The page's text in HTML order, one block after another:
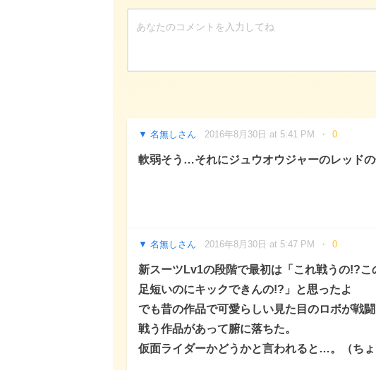
名無しさん 2016年8月30日 at 5:41 PM 0
軟弱そう…それにジュウオウジャーのレッド
名無しさん 2016年8月30日 at 5:47 PM 0
新スーツLv1の段階で最初は「これ戦うの!?
足短いのにキックできんの!?」と思ったよ
でも昔の作品で可愛らしい見た目のロボが戦
戦う作品があって腑に落ちた。
仮面ライダーかどうかと言われると…。（ちょ